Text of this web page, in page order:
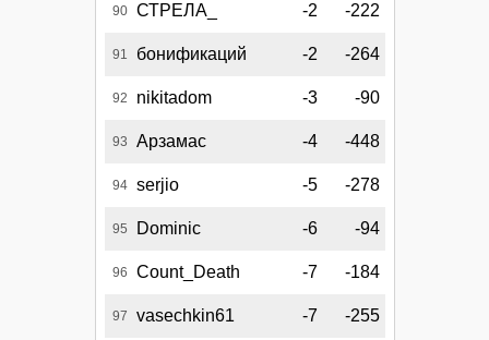
90 СТРЕЛА_ -2 -222
91 бонификаций -2 -264
92 nikitadom -3 -90
93 Арзамас -4 -448
94 serjio -5 -278
95 Dominic -6 -94
96 Count_Death -7 -184
97 vasechkin61 -7 -255